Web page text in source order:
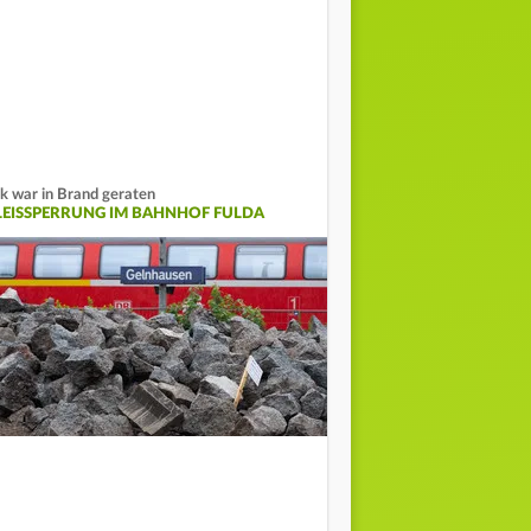
war in Brand geraten
IM BAHNHOF FULDA